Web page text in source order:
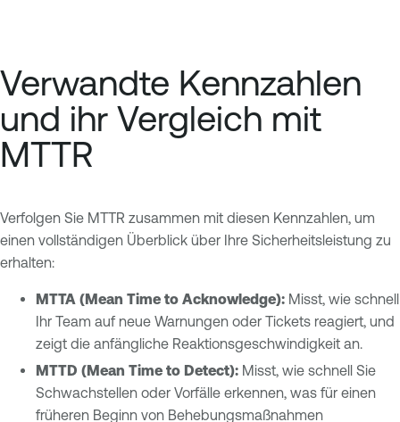
Verwandte Kennzahlen
und ihr Vergleich mit
MTTR
Verfolgen Sie MTTR zusammen mit diesen Kennzahlen, um
einen vollständigen Überblick über Ihre Sicherheitsleistung zu
erhalten:
MTTA (Mean Time to Acknowledge): Misst, wie schnell
Ihr Team auf neue Warnungen oder Tickets reagiert, und
zeigt die anfängliche Reaktionsgeschwindigkeit an.
MTTD (Mean Time to Detect): Misst, wie schnell Sie
Schwachstellen oder Vorfälle erkennen, was für einen
früheren Beginn von Behebungsmaßnahmen